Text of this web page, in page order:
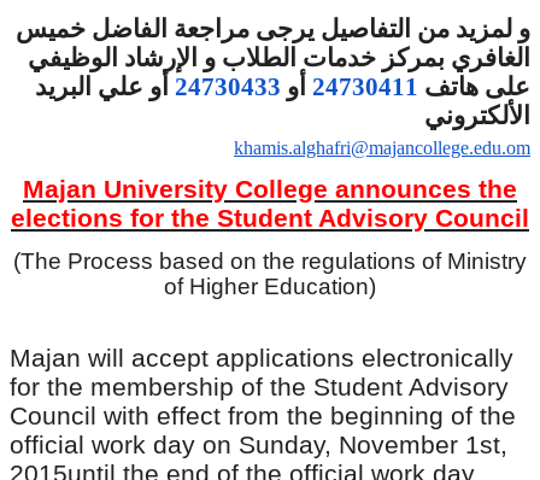
و لمزيد من التفاصيل يرجى مراجعة الفاضل خميس
الغافري بمركز خدمات الطلاب و الإرشاد الوظيفي
على هاتف 24730411 أو 24730433 أو علي البريد
الألكتروني
khamis.alghafri@majancollege.edu.om
Majan University College announces the
elections for the Student Advisory Council
(The Process based on the regulations of Ministry
of Higher Education)
Majan will accept applications electronically
for the membership of the Student Advisory
Council with effect from the beginning of the
official work day on Sunday, November 1st,